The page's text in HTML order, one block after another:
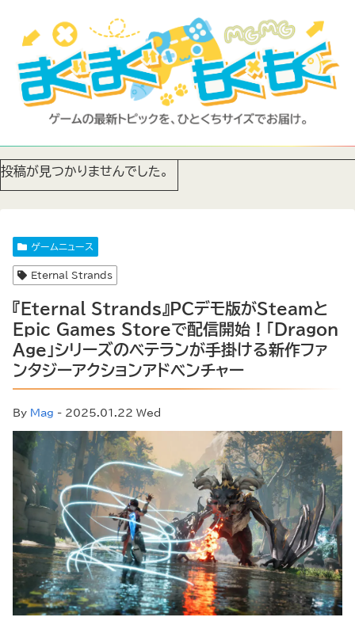
投稿が見つかりませんでした。
ゲームニュース
Eternal Strands
『Eternal Strands』PCデモ版がSteamと
Epic Games Storeで配信開始！「Dragon
Age」シリーズのベテランが手掛ける新作ファ
ンタジーアクションアドベンチャー
By Mag - 2025.01.22 Wed